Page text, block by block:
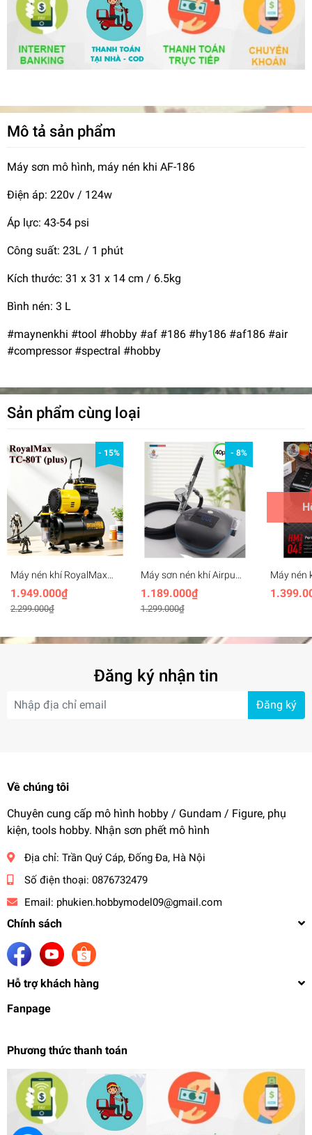
Mô tả sản phẩm
Máy sơn mô hình, máy nén khi AF-186
Điện áp: 220v / 124w
Áp lực: 43-54 psi
Công suất: 23L / 1 phút
Kích thước: 31 x 31 x 14 cm / 6.5kg
Bình nén: 3 L
#maynenkhi #tool #hobby #af #186 #hy186 #af186 #air
#compressor #spectral #hobby
Sản phẩm cùng loại
- 15%
Máy nén khí RoyalMax
TC-80T Aircompressor
Airbrush sơn mô hình
1.949.000₫
2.299.000₫
- 8%
Máy sơn nén khí Airpump
mini compressor 555-
3055 sreen display max
300KPa (40psi)
1.189.000₫
1.299.000₫
Máy nén
Portable
pump
Đăng ký nhận tin
Đăng ký
Về chúng tôi
Chuyên cung cấp mô hình hobby / Gundam / Figure, phụ
kiện, tools hobby. Nhận sơn phết mô hình
Địa chỉ: Trần Quý Cáp, Đống Đa, Hà Nội
Số điện thoại: 0876732479
Email: phukien.hobbymodel09@gmail.com
Chính sách
Hỗ trợ khách hàng
Fanpage
Phương thức thanh toán